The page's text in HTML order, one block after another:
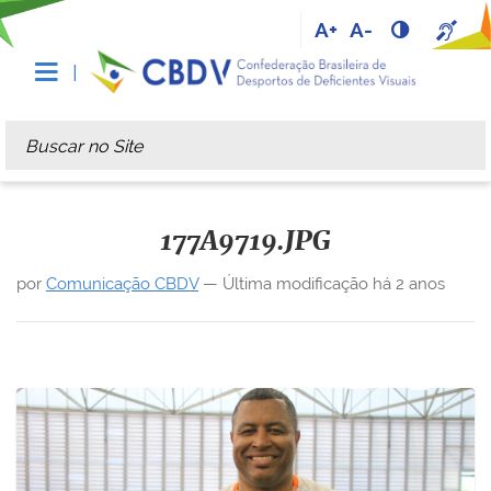
A+ A-
Busca
Busca Avançada…
177A9719.JPG
por Comunicação CBDV— Última modificação há 2 anos